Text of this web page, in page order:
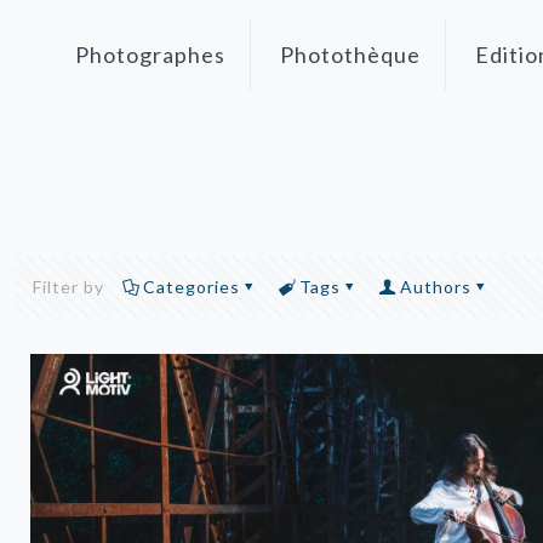
Photographes Photothèque
Filter by Categories Tags Authors